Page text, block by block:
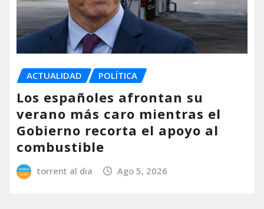
ACTUALIDAD POLÍTICA
Los españoles afrontan su
verano más caro mientras el
Gobierno recorta el apoyo al
combustible
torrent al dia Ago 5, 2026